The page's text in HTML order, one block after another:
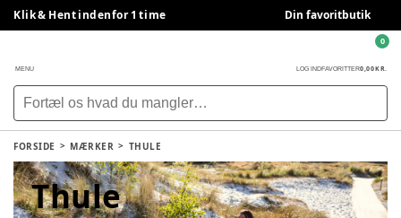
Klik & Hent indenfor 1 time Din favoritbutik
MENU LOG INDFAVORITTER0,00 KR.
0
FORSIDE MÆRKER THULE
Thule